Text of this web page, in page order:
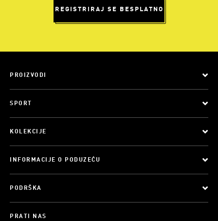
REGISTRIRAJ SE BESPLATNO
PROIZVODI
SPORT
KOLEKCIJE
INFORMACIJE O PODUZEĆU
PODRŠKA
PRATI NAS